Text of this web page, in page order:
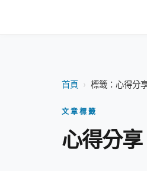
首頁 › 標籤：心得分
文章標籤
心得分享